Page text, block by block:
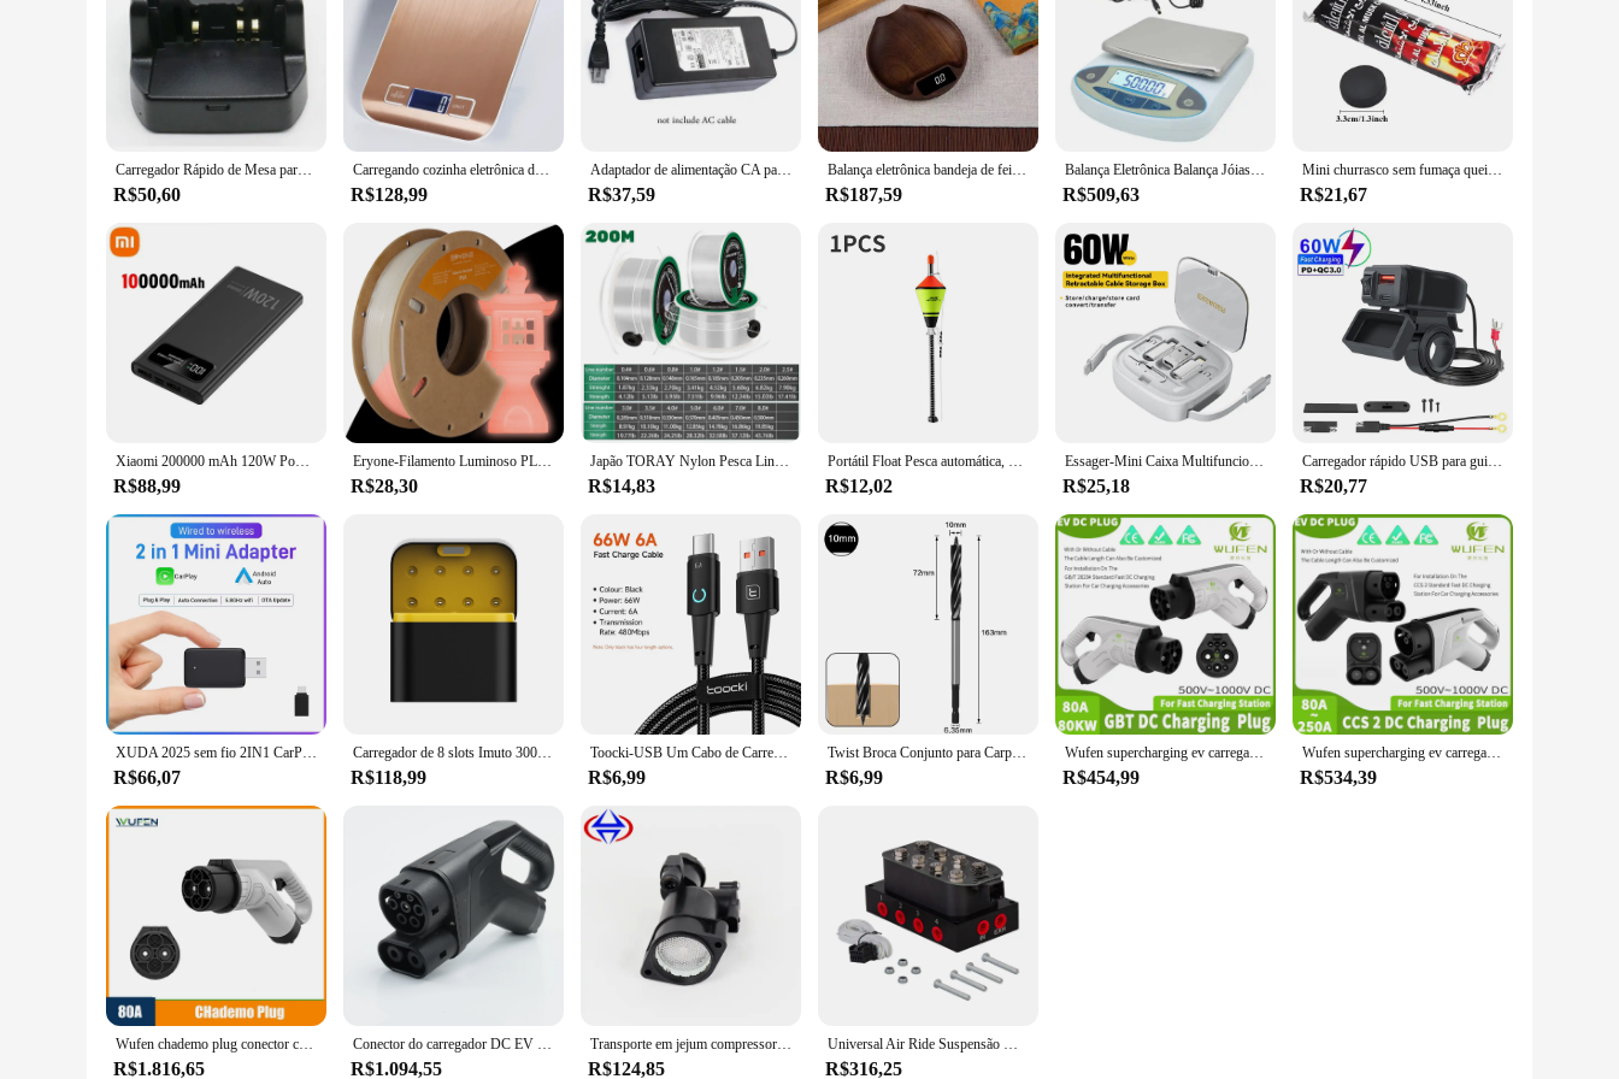
Carregador Rápido de Mesa para YAESU, CD-41, VX-8R, 8GR, 8DR, FT-1DR, 1XDR, 2DR, 3DR Rádio, FNB-101Li, FNB-102Li, SBR-14Li, Carregamento da Bateria
R$50,60
Carregando cozinha eletrônica de aço inoxidável 5kg balança de alimentos domésticos balança de grama de cozimento
R$128,99
Adaptador de alimentação CA para impressora HP, 0957-2146, 32V, 940mA, 16V, 625mA, 0957-2166, 0957-2178, 0957-2094, HP 368, 3608, 3606, 4308, UE, EUA
R$37,59
Balança eletrônica bandeja de feijão Espresso LED pesando 0,1g madeira de nogueira natural medidas de alta precisão
R$187,59
Balança Eletrônica Balança Jóias Balança Digital Laboratório Balança, 100-240V, 5kg, 0.01g
R$509,63
Mini churrasco sem fumaça queima rápida carvão frutas madeira churrasco doméstico carvão inflamável e resistente ao calor
R$21,67
Xiaomi 200000 mAh 120W Power Bank Bateria de carregamento super rápido Banco de potência com display digital de alta capacidade para iPhone Samsung Huawei
R$88,99
Eryone-Filamento Luminoso PLA, Plástico Brilhante no Escuro, Materiais de Impressão 3D, Transporte Rápido, 200g, 1,75mm
R$28,30
Japão TORAY Nylon Pesca Linha 200M Super Forte Revestimento De Fluorocarbono Linha Principal Linha Invisível Rápido Pesca Carpa Afundando pesca linha multifilamento linha de pipa pescaria linha de pipas chilenas linha
R$14,83
Portátil Float Pesca automática, Bobber rápido, Acessórios de pesca Set, Oceano Ferramentas Dispositivo, 1-5pcs
R$12,02
Essager-Mini Caixa Multifuncional para Armazenamento de Viagem com Suporte do Telefone e Pin Set, Carregamento Rápido, Cabo Micro Lightning, USB A, C para Tipo C, 60W
R$25,18
Carregador rápido USB para guiador de motocicleta, soquete USB duplo com interruptor, voltímetro, adaptador de alimentação 12V impermeável, PD QC3.0, 60W
R$20,77
XUDA 2025 sem fio 2IN1 CarPlay Android Auto sem fio Mini Box Adaptador Inteligente Plug And Play Dongle Bluetooth WiFi Conexão Rápida
R$66,07
Carregador de 8 slots Imuto 3000mWh AA Carregador de bateria Slot independente Carregamento rápido para baterias recarregáveis de leão de lítio de 1,5V
R$118,99
Toocki-USB Um Cabo de Carregamento Rápido, Tipo C ou Lightning, Fio Carregador LED para iPhone 14, 13, 12 Pro Max, 8, 7 Plus, Xiaomi
R$6,99
Twist Broca Conjunto para Carpintaria, Corte Rápido de Madeira Auger, Ferramenta Carpenter Joiner, Cut Suit, 10mm-35mm
R$6,99
Wufen supercharging ev carregador gbt dc plugue de carregamento 80a 250a carro elétrico rápido dc estação de carregamento gbt dc plug para pilha de carregamento
R$454,99
Wufen supercharging ev carregador ccs2 dc plugue de carregamento 80a 250a ev estação de carregamento dc rápido ccs 2 plug para pilha de carregamento europeu
R$534,39
Wufen chademo plug conector carregador rápido 80a 500v dc ev chademo arma carregador rápido plug para estação de carregamento ev padrão japão
R$1.816,65
Conector do carregador DC EV CCS2 EV Plug Pistola de carregamento rápido Iec 62196 CCS Combo 2 Plug para estação de carregamento Ccs2 80A-250A
R$1.094,55
Transporte em jejum compressor de suspensão a ar plástico capa conjunto secador para land rover discovery 4 lr4 lr078650
R$124,85
Universal Air Ride Suspensão Manifold Valve, Professional Modificado Acessórios do carro, 1/4 "NPT, Fast Air Bag Controle, 0-300psi
R$316,25